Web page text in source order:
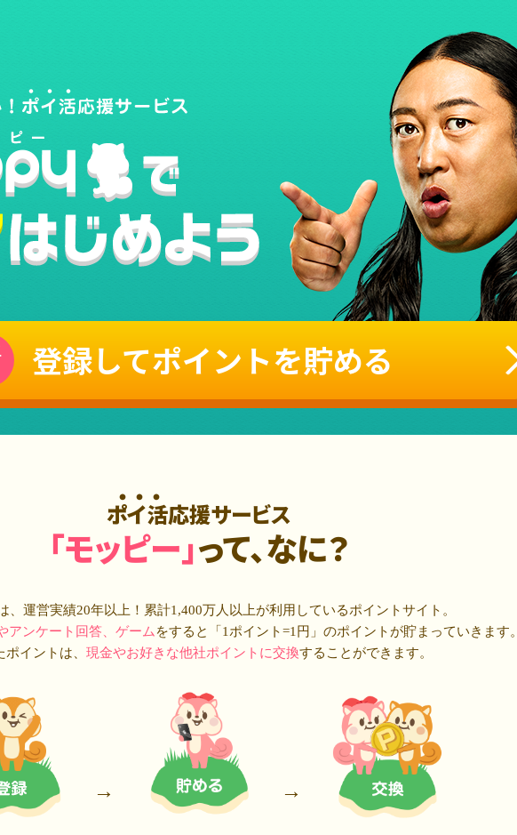
登録してポイントを貯める
ポイ活応援サービス
「モッピー」って、なに？
、運営実績20年以上！累計1,400万人 以上が利用しているポイントサイト。
アンケート回答、ゲーム をすると「1ポイント=1円」のポイントが貯まっていきます。
ポイントは、 現金やお好きな他社ポイントに交換することができます。